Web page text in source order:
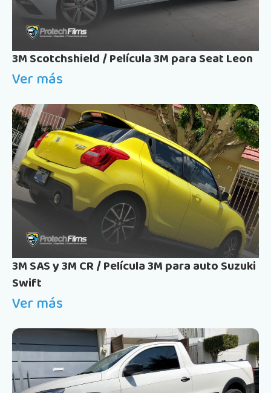
3M Scotchshield / Película 3M para Seat Leon
Ver más
3M SAS y 3M CR / Película 3M para auto Suzuki
Swift
Ver más